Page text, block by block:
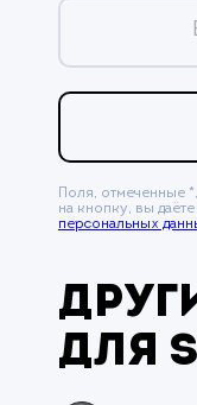
Поля, отмеченные
на кнопку, вы даёте
персональных
для